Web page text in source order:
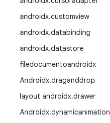
androidx.customview
androidx.databinding
androidx.datastore
filedocumentoandroidx
Androidx.draganddrop
layout androidx.drawer
Androidx.dynamicanimation